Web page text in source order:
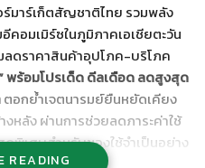
ร์มาร์เก็ตสัญชาติไทย รวมพลัง
อมเมิร์ซในภูมิภาคเอเชียตะวัน
ลดราคาสินค้าอุปโภค-บริโภค
พร้อมโปรเด็ด ดีลเดือด ลดสูงสุด
ตอกย้ำเจตนารมย์ยืนหยัดเคียง
งหลัง ผ่านการช่วยลดภาระค่าใช้
พิเศษสำหรับของใช้จำเป็นอย่าง
READING